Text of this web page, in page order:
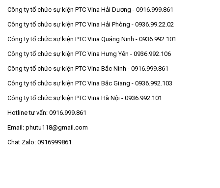
Công ty tổ chức sự kiện PTC Vina Hải Dương - 0916.999.861
Công ty tổ chức sự kiện PTC Vina Hải Phòng - 0936.99.22.02
Công ty tổ chức sự kiện PTC Vina Quảng Ninh - 0936.992.101
Công ty tổ chức sự kiện PTC Vina Hưng Yên - 0936.992.106
Công ty tổ chức sự kiện PTC Vina Bắc Ninh - 0916.999.861
Công ty tổ chức sự kiện PTC Vina Bắc Giang - 0936.992.103
Công ty tổ chức sự kiện PTC Vina Hà Nội - 0936.992.101
Hotline tư vấn: 0916.999.861
Email: phutu118@gmail.com
Chat Zalo: 0916999861